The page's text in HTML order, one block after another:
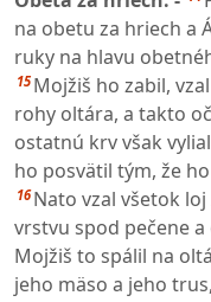
na obetu za hriech a
ruky na hlavu
15 Mojžiš ho zabil,
rohy oltára, a takto
ostatnú krv však
ho posvätil tým, že
16 Nato vzal všetok
vrstvu spod pečene
Mojžiš to spálil na
jeho mäso a jeho